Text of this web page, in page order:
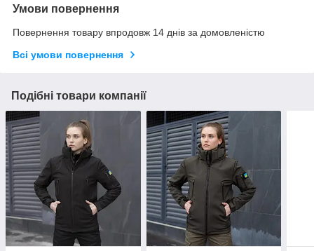
Умови повернення
Повернення товару впродовж 14 днів за домовленістю
Всі умови повернення
Подібні товари компанії